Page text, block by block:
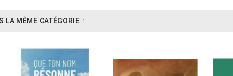
LA MÊME CATÉGORIE :